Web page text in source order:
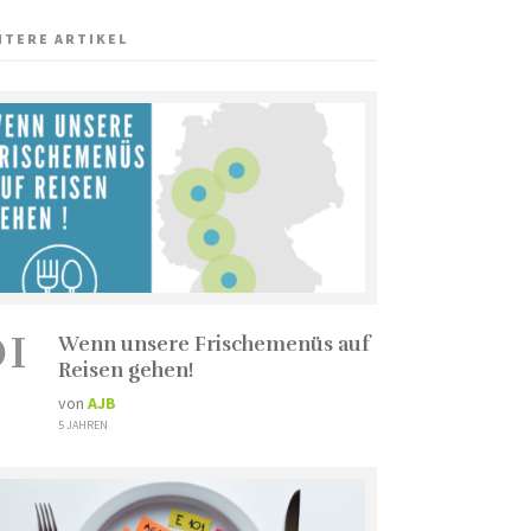
ARTIKEL
Wenn unsere Frischemenüs auf
Reisen gehen!
von AJB
5 JAHREN